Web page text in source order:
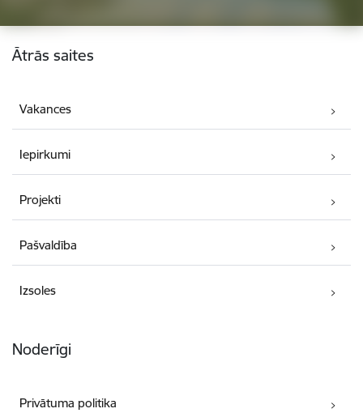
Kājene
Ātrās saites
Vakances
Iepirkumi
Projekti
Pašvaldība
Izsoles
Noderīgi
Privātuma politika